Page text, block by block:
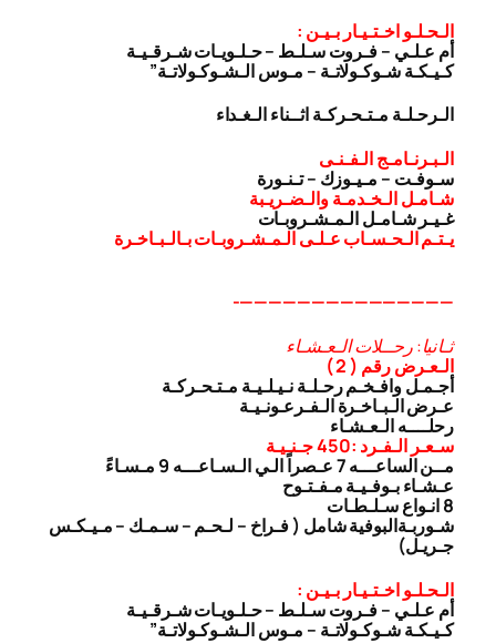
الـحـلـو اخـتـيـار بـيـن :
أم عـلـي – فـروت سـلـط – حـلـويـات شـرقـيـة
كـيـكـة شـوكـولاتـة – مـوس الـشـوكـولاتـة”
الـرحـلـة مـتـحـركـة اثــناء الـغـداء
الـبـرنـامـج الـفـنـى
سـوفـت – مـيـوزك – تـنـورة
شـامـل الـخـدمـة والـضـريـبة
غـيـر شـامـل الـمـشـروبـات
يـتـم الـحـسـاب عـلـى الـمـشـروبـات بـالـبـاخـرة
———————————————-
ثـانيا: رحــلات الـعـشـاء
الـعـرض رقم ( 2 )
أجـمـل وافـخـم رحـلـة نـيـلـيـة مـتـحـركـة
عـرض الـبـاخـرة الـفـرعـونـيـة
رحلــــه الـعـشـاء
سـعـر الـفـرد :450 جـنـيـة
مــن الساعـــه 7 عـصراً الـي الـسـاعـــه 9 مـسـاءً
عـشـاء بـوفـيـة مـفـتـوح
8 انـواع سـلـطـات
شـوربـةالبوفية شامل ( فـراخ – لـحـم – سـمـك – مـيـكـس
جـريـل)
الـحـلـو اخـتـيـار بـيـن :
أم عـلـي – فـروت سـلـط – حـلـويـات شـرقـيـة
كـيـكـة شـوكـولاتـة – مـوس الـشـوكـولاتـة”